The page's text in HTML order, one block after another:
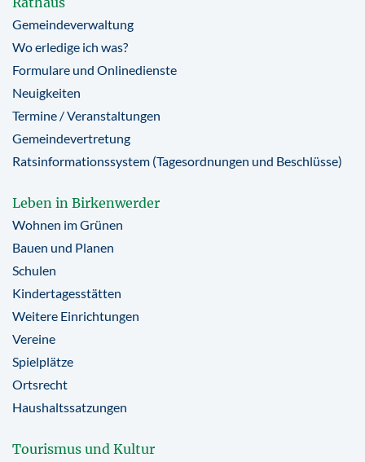
Gemeindeverwaltung
Wo erledige ich was?
Formulare und Onlinedienste
Neuigkeiten
Termine / Veranstaltungen
Gemeindevertretung
Ratsinformationssystem (Tagesordnungen und Beschlüsse)
Leben in Birkenwerder
Wohnen im Grünen
Bauen und Planen
Schulen
Kindertagesstätten
Weitere Einrichtungen
Vereine
Spielplätze
Ortsrecht
Haushaltssatzungen
Tourismus und Kultur